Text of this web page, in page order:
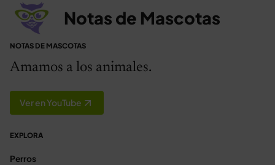
Notas de Mascotas
NOTAS DE MASCOTAS
Amamos a los animales.
Ver en YouTube
EXPLORA
Perros